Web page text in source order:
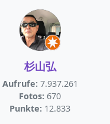
杉山弘
Aufrufe: 7.937.261
Fotos: 670
Punkte: 12.833